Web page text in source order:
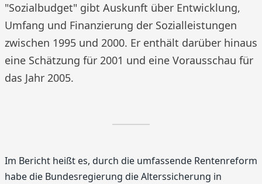
"Sozialbudget" gibt Auskunft über Entwicklung,
Umfang und Finanzierung der Sozialleistungen
zwischen 1995 und 2000. Er enthält darüber hinaus
eine Schätzung für 2001 und eine Vorausschau für
das Jahr 2005.
Im Bericht heißt es, durch die umfassende Rentenreform
habe die Bundesregierung die Alterssicherung in